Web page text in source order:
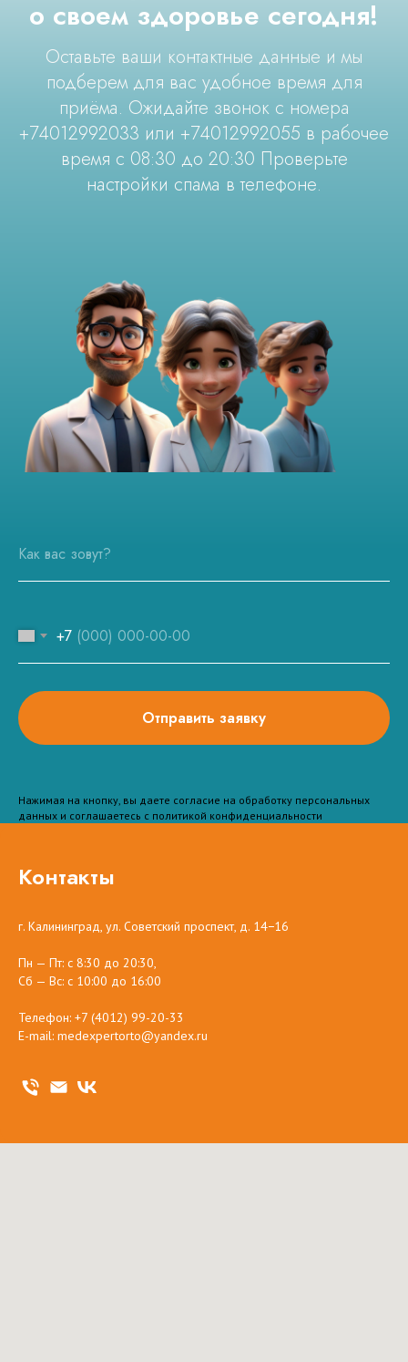
о своем здоровье сегодня!
Оставьте ваши контактные данные и мы
подберем для вас удобное время для
приёма. Ожидайте звонок с номера
+74012992033 или +74012992055 в рабочее
время с 08:30 до 20:30 Проверьте
настройки спама в телефоне.
+7
Отправить заявку
Нажимая на кнопку, вы даете согласие на обработку персональных
данных и соглашаетесь c политикой конфиденциальности
Контакты
г. Калининград, ул. Советский проспект, д. 14−16
Пн — Пт: с 8:30 до 20:30,
Сб — Вс: с 10:00 до 16:00
Телефон: +7 (4012) 99-20-33
E-mail: medexpertorto@yandex.ru